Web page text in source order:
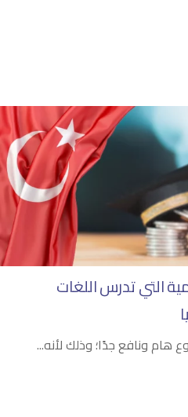
التي تدرس اللغات
ونافع جدًا؛ وذلك لأنه...